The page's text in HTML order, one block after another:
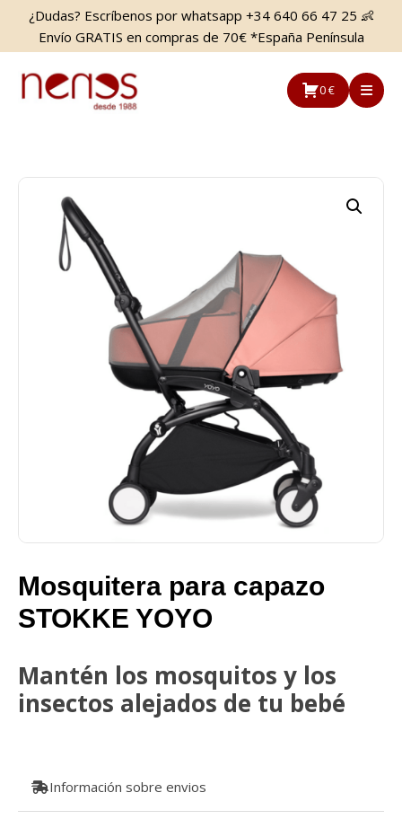
Saltar
contenido
principal
Saltar
la
barra
lateral
¿Dudas? Escríbenos por whatsapp +34 640 66 47 25 👶
Envío GRATIS en compras de 70€ *España Península
0 €
Mosquitera para capazo
STOKKE YOYO
Mantén los mosquitos y los
insectos alejados de tu bebé
Información sobre envios